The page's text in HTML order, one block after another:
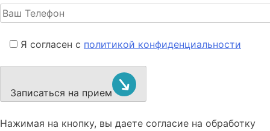
Я согласен с политикой конфиденциальности
Записаться на прием
Нажимая на кнопку, вы даете согласие на обработку